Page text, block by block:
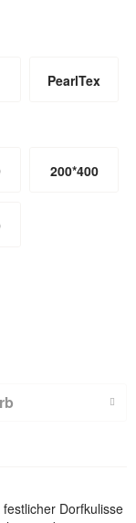
PearlTex
200*400
Dorfkulisse